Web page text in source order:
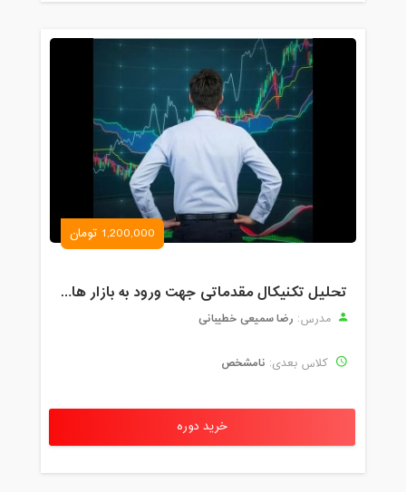
1,200,000 تومان
تحلیل تکنیکال مقدماتی جهت ورود به بازار های مالی (رمز ارز و فارکس )
مدرس: رضا سمیعی خطیبانی
کلاس بعدی: نامشخص
خرید دوره